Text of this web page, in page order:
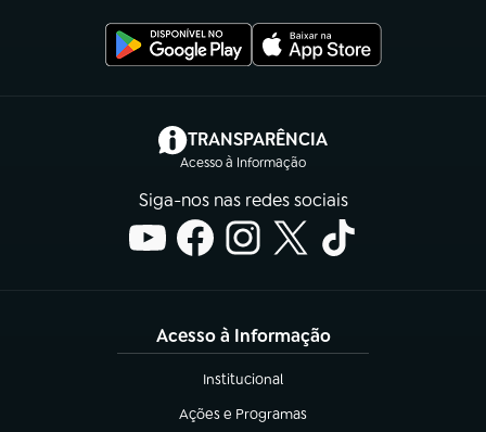
TRANSPARÊNCIA
Acesso à Informação
(abre em nova aba)
Siga-nos nas redes sociais
Acesso à Informação
Institucional
(abre em nova aba)
Ações e Programas
(abre em nova aba)